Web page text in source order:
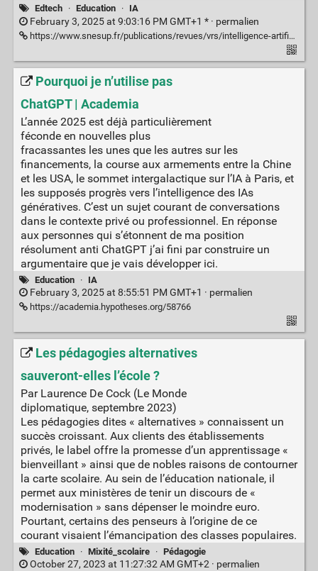
Edtech · Education · IA
February 3, 2025 at 9:03:16 PM GMT+1 * · permalien
https://www.snesup.fr/publications/revues/vrs/intelligence-artificielle-vrs437-juin-2024
Pourquoi je n’utilise pas
ChatGPT | Academia
L’année 2025 est déjà particulièrement
féconde en nouvelles plus
fracassantes les unes que les autres sur les
financements, la course aux armements entre la Chine
et les USA, le sommet intergalactique sur l’IA à Paris, et
les supposés progrès vers l’intelligence des IAs
génératives. C’est un sujet courant de conversations
dans le contexte privé ou professionnel. En réponse
aux personnes qui s’étonnent de ma position
résolument anti ChatGPT j’ai fini par construire un
argumentaire que je vais développer ici.
Education · IA
February 3, 2025 at 8:55:51 PM GMT+1 · permalien
https://academia.hypotheses.org/58766
Les pédagogies alternatives
sauveront-elles l’école ?
Par Laurence De Cock (Le Monde
diplomatique, septembre 2023)
Les pédagogies dites « alternatives » connaissent un
succès croissant. Aux clients des établissements
privés, le label offre la promesse d’un apprentissage «
bienveillant » ainsi que de nobles raisons de contourner
la carte scolaire. Au sein de l’éducation nationale, il
permet aux ministères de tenir un discours de «
modernisation » sans dépenser le moindre euro.
Pourtant, certains des penseurs à l’origine de ce
courant visaient l’émancipation des classes populaires.
Education · Mixité_scolaire · Pédagogie
October 27, 2023 at 11:27:32 AM GMT+2 · permalien